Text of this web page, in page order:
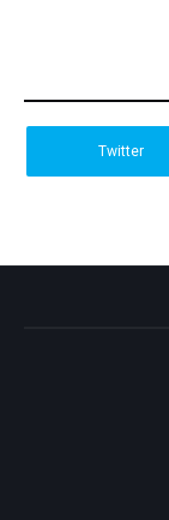
Twitter